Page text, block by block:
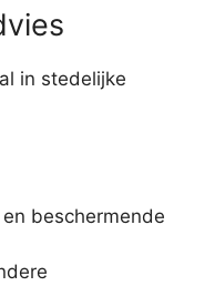
in stedelijke
beschermende